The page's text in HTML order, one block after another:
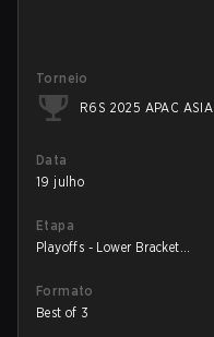
Torneio
R6S 2025 APAC ASIA
Data
19 julho
Etapa
Playoffs - Lower Bracket
Formato
Best of 3